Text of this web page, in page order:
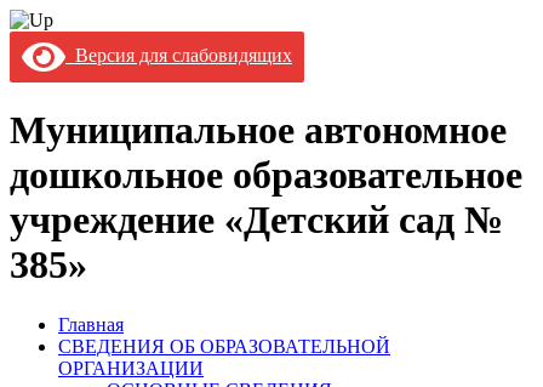
Версия для слабовидящих
Муниципальное автономное
дошкольное образовательное
учреждение «Детский сад №
385»
Главная
СВЕДЕНИЯ ОБ ОБРАЗОВАТЕЛЬНОЙ
ОРГАНИЗАЦИИ